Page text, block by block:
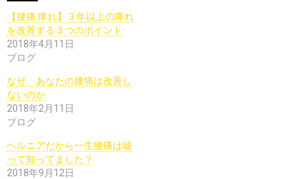
【腰痛 痺れ】３年以上の痺れ
を改善する３つのポイント
2018年4月11日
ブログ
なぜ、あなたの腰痛は改善し
ないのか
2018年2月11日
ブログ
ヘルニアだから一生腰痛は嘘
って知ってました？
2018年9月12日